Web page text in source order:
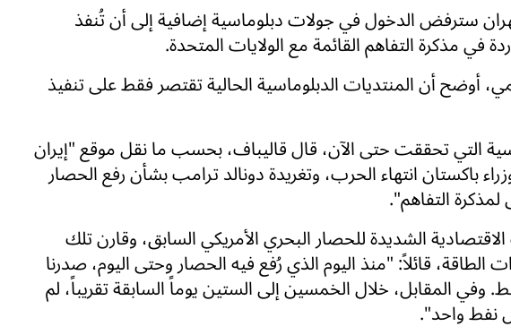
سترفض الدخول في جولات دبلوماسية إضافية إلى أن تُنفذ
في مذكرة التفاهم القائمة مع الولايات المتحدة.
أوضح أن المنتديات الدبلوماسية الحالية تقتصر فقط على تنفيذ
التي تحققت حتى الآن، قال قاليباف، بحسب ما نقل موقع "إيران
باكستان انتهاء الحرب، وتغريدة دونالد ترامب بشأن رفع الحصار
التفاهم".
الشديدة للحصار البحري الأمريكي السابق، وقارن تلك
الطاقة، قائلاً: "منذ اليوم الذي رُفع فيه الحصار وحتى اليوم، صدرنا
النفط. وفي المقابل، خلال الخمسين إلى الستين يوماً السابقة تقريباً، لم
نفط واحد".